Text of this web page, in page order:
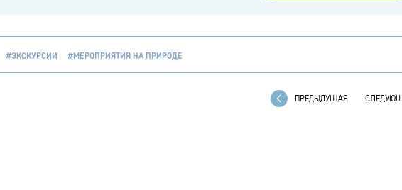
#ЭКСКУРСИИ #МЕРОПРИЯТИЯ НА ПРИРОДЕ
ПРЕДЫДУЩАЯ